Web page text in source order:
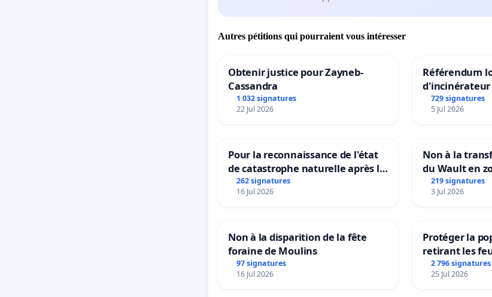
Autres pétitions qui pourraient vous intéresser
Obtenir justice pour Zayneb-
Cassandra
1 032 signatures
22 Jul 2026
Référendum
d'incinérateur
729 signatures
5 Jul 2026
Pour la reconnaissance de l'état
de catastrophe naturelle après la
grêle du 15 juillet 2026 à Aubenas
et ses alentours
262 signatures
16 Jul 2026
Non à la
du Wault en
urbaine
219 signatures
3 Jul 2026
Non à la disparition de la fête
foraine de Moulins
97 signatures
16 Jul 2026
Protéger la
retirant les
rayons
2 796 signatures
25 Jul 2026